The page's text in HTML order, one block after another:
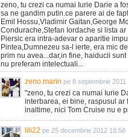
zeno, tu crezi ca numai Iurie Darie a
sa ne gandim putin.ce parere ai de
Emil Hossu,Vladimir Gaitan,George
Condurache,Stefan Iordache si lista
Piersic era intra-adevar o aparitie
Pintea,Dumnezeu sa-l ierte, era mic
prim nu avea...dar,in fine, haiducii
nu preferam intelectuali...
zeno.marin pe 8 septembrie 2011
"zeno, tu crezi ca numai Iurie
interbarea, ei bine, raspusul ar
inaltime, nici Tom Cruise nu e
lili22 pe 25 decembrie 2012 18:58